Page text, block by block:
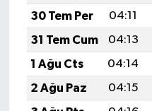
30 Tem Per
04:11
31 Tem Cum
04:13
1 Ağu Cts
04:14
2 Ağu Paz
04:15